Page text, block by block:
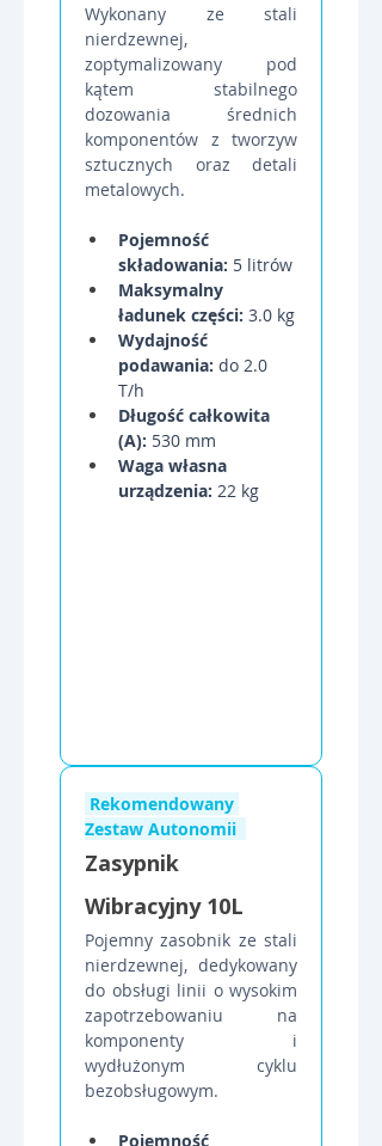
Wykonany ze stali
nierdzewnej,
zoptymalizowany pod
kątem stabilnego
dozowania średnich
komponentów z tworzyw
sztucznych oraz detali
metalowych.
Pojemność
składowania: 5 litrów
Maksymalny
ładunek części: 3.0 kg
Wydajność
podawania: do 2.0
T/h
Długość całkowita
(A): 530 mm
Waga własna
urządzenia: 22 kg
Rekomendowany
Zestaw Autonomii
Zasypnik
Wibracyjny 10L
Pojemny zasobnik ze stali
nierdzewnej, dedykowany
do obsługi linii o wysokim
zapotrzebowaniu na
komponenty i
wydłużonym cyklu
bezobsługowym.
Pojemność